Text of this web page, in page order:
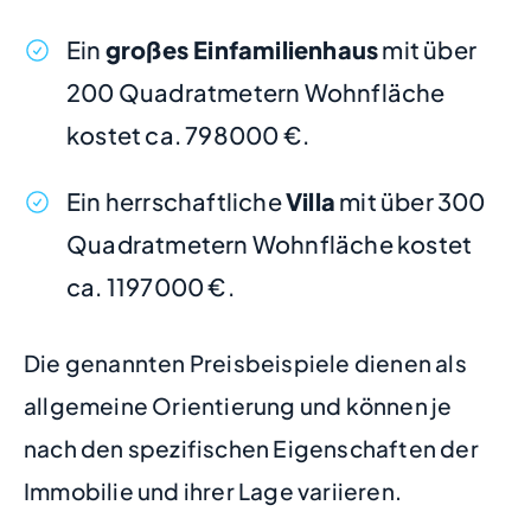
Ein großes Einfamilienhausmit über
200 Quadratmetern Wohnfläche
kostet ca. 798000 €.
Ein herrschaftlicheVilla mit über 300
Quadratmetern Wohnfläche kostet
ca. 1197000 €.
Die genannten Preisbeispiele dienen als
allgemeine Orientierung und können je
nach den spezifischen Eigenschaften der
Immobilie und ihrer Lage variieren.